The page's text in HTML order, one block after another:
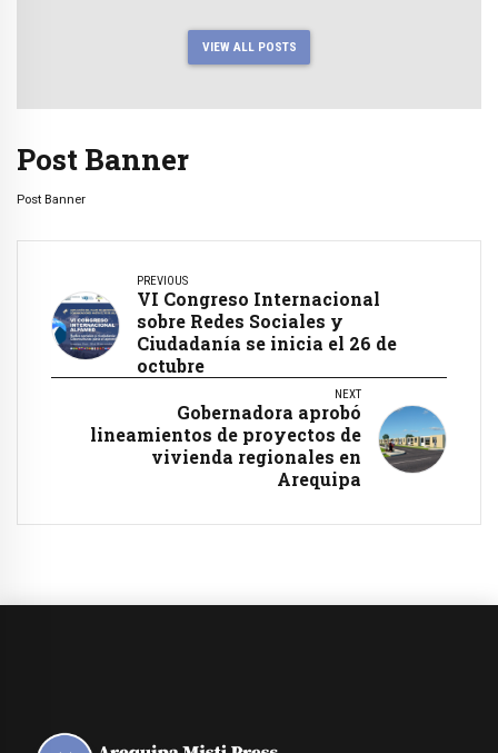
VIEW ALL POSTS
Post Banner
Post Banner
PREVIOUS
VI Congreso Internacional
sobre Redes Sociales y
Ciudadanía se inicia el 26 de
octubre
NEXT
Gobernadora aprobó
lineamientos de proyectos de
vivienda regionales en
Arequipa